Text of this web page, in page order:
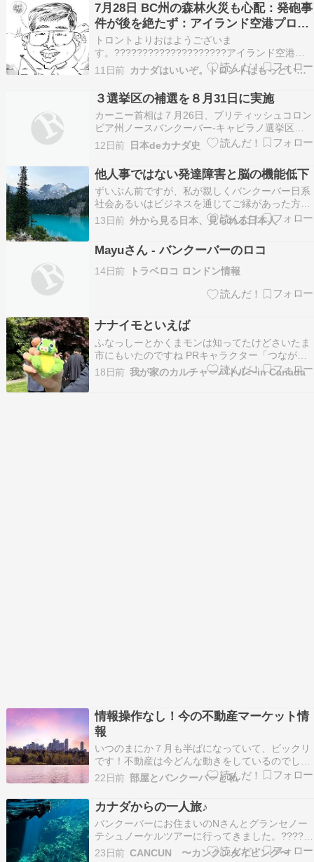
7月28日 BC州の森林火災も心配：発砲事
件が後を絶たず：アイランド空港プロジ
ェクトの行方
トロントよりおはようございま
す。????????????????????アイランド空港プ
ロジェクト停止でも州政府は強気：救急体制の将
来が不安森林火災が増え、規模が大きくなり、ト
ロントではスモッグデーが増えるコヨーテとの共
生は可能か：アイランド空港拡張プロジェクトを
連邦政府が停止…
11日前 カナダはいいぞ。トロントはもっといいぞ。
３選挙区の補選を８月31日に実施
カーニー首相は７月26日、ブリティッシュコロン
ビア州ノースバンクーバー-キャピラノ選挙区、
オンタリオ州ビーチス-イーストヨーク選挙区、
ケベック州シクティミ-ル・フィヨルド選挙区の
補選を８月31日に実施すると発表した。シモン=
ピエール・サバール=トランブレー議員が辞職し
たケベック…
12日前 日本deカナダ史
他人事ではない発達障害と脳の機能低下
ずいぶん前ですが、私が親しくバンクーバー日系
社会あるいはビジネスを通じてご縁があった方が
ALSを患いました。彼はそんな日々も一日も休む
ことなく仕事をし続け、現地法人の社長と言う立
けました。そんな闘病生活も確実に症状悪化が進
行し、月日が経…
13日前 外から見る日本、見られる日本人
Mayuさん - バンクーバーのロコ
14日前 トラベロコ ロンドン情報
ナナイモといえば
ふなっしーとかくまモンは知ってたけどさいたま
市にもいたのですね PRキャラクター「つなが竜
ヌゥ」。さいたま市とバンクーバー島のナナイモ
市の友好都市提携30周年を記念して、さいたま市
18日前 我が家のカルチャーバトル〜in Canada
情報操作なし！今の不動産マーケット情
報
いつのまにか７月も半ばになっていて、ビックリ
です！不動産は今どんな動きをしているのでしょ
う？早速統計データをチェックしてみましょう。
（2026年7月3日発行）グレーターバンクーバー
の6月の総取引件数は2390件前年比 9.6％↑ 2181
件過去10年平均と比較すると 12.4％↓…
22日前 部屋とバンクーバーと私
カナダからの一人旅♪
バンクーバーにお住まいのNさんとグランセノー
テシュノーケルツアーに行ってきました。????朝
は曇っていて事故の渋滞で少し遅れてセノーテに
23日前 CANCUN 〜カンクンダイビング〜